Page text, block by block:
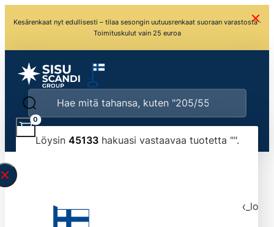
Kesärenkaat nyt edullisesti – tilaa sesongin uutuusrenkaat suoraan varastosta ·
Toimituskulut vain 25 euroa
Löysin 45133hakuasi vastaavaa tuotetta "".
typed the search query correctly.<br>Currently
tmlmvi","meta_query":
0